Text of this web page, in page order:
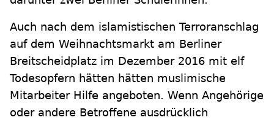
Auch nach dem islamistischen Terroranschlag
auf dem Weihnachtsmarkt am Berliner
Breitscheidplatz im Dezember 2016 mit elf
Todesopfern hätten hätten muslimische
Mitarbeiter Hilfe angeboten. Wenn Angehörige
oder andere Betroffene ausdrücklich